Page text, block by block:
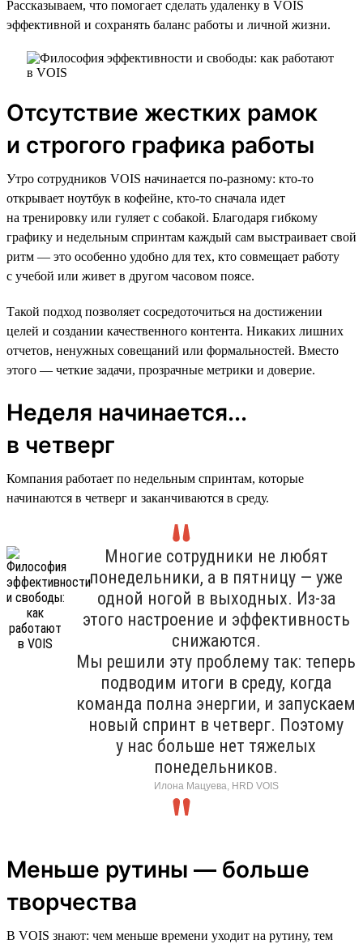
Рассказываем, что помогает сделать удаленку в VOIS
эффективной и сохранять баланс работы и личной жизни.
Отсутствие жестких рамок
и строгого графика работы
Утро сотрудников VOIS начинается по-разному: кто-то
открывает ноутбук в кофейне, кто-то сначала идет
на тренировку или гуляет с собакой. Благодаря гибкому
графику и недельным спринтам каждый сам выстраивает свой
ритм — это особенно удобно для тех, кто совмещает работу
с учебой или живет в другом часовом поясе.
Такой подход позволяет сосредоточиться на достижении
целей и создании качественного контента. Никаких лишних
отчетов, ненужных совещаний или формальностей. Вместо
этого — четкие задачи, прозрачные метрики и доверие.
Неделя начинается...
в четверг
Компания работает по недельным спринтам, которые
начинаются в четверг и заканчиваются в среду.
Многие сотрудники не любят
понедельники, а в пятницу — уже
одной ногой в выходных. Из-за
этого настроение и эффективность
снижаются.
Мы решили эту проблему так: теперь
подводим итоги в среду, когда
команда полна энергии, и запускаем
новый спринт в четверг. Поэтому
у нас больше нет тяжелых
понедельников.
Илона Мацуева, HRD VOIS
Меньше рутины — больше
творчества
В VOIS знают: чем меньше времени уходит на рутину, тем